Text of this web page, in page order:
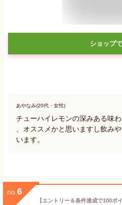
ショップ
あやなみ(20代・女性)
チューハイレモンの深みある味
、オススメかと思いますし飲み
います。
no. 6